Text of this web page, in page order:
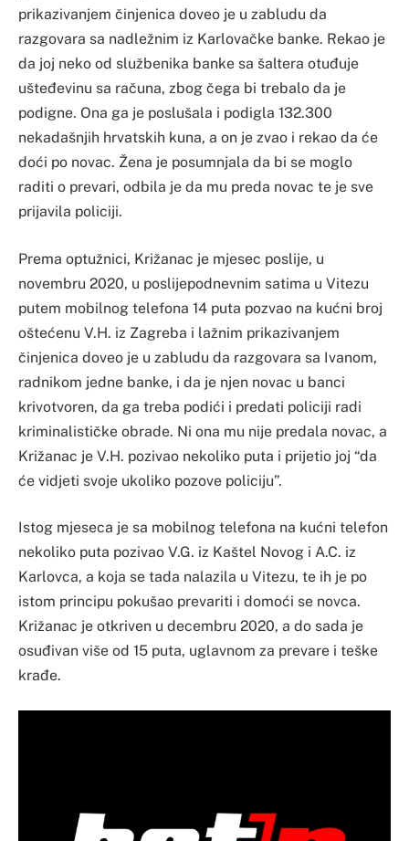
prikazivanjem činjenica doveo je u zabludu da
razgovara sa nadležnim iz Karlovačke banke. Rekao je
da joj neko od službenika banke sa šaltera otuđuje
ušteđevinu sa računa, zbog čega bi trebalo da je
podigne. Ona ga je poslušala i podigla 132.300
nekadašnjih hrvatskih kuna, a on je zvao i rekao da će
doći po novac. Žena je posumnjala da bi se moglo
raditi o prevari, odbila je da mu preda novac te je sve
prijavila policiji.
Prema optužnici, Križanac je mjesec poslije, u
novembru 2020, u poslijepodnevnim satima u Vitezu
putem mobilnog telefona 14 puta pozvao na kućni broj
oštećenu V.H. iz Zagreba i lažnim prikazivanjem
činjenica doveo je u zabludu da razgovara sa Ivanom,
radnikom jedne banke, i da je njen novac u banci
krivotvoren, da ga treba podići i predati policiji radi
kriminalističke obrade. Ni ona mu nije predala novac, a
Križanac je V.H. pozivao nekoliko puta i prijetio joj “da
će vidjeti svoje ukoliko pozove policiju”.
Istog mjeseca je sa mobilnog telefona na kućni telefon
nekoliko puta pozivao V.G. iz Kaštel Novog i A.C. iz
Karlovca, a koja se tada nalazila u Vitezu, te ih je po
istom principu pokušao prevariti i domoći se novca.
Križanac je otkriven u decembru 2020, a do sada je
osuđivan više od 15 puta, uglavnom za prevare i teške
krađe.